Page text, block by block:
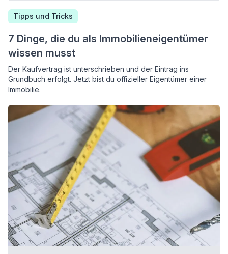
Tipps und Tricks
7 Dinge, die du als Immobilieneigentümer
wissen musst
Der Kaufvertrag ist unterschrieben und der Eintrag ins
Grundbuch erfolgt. Jetzt bist du offizieller Eigentümer einer
Immobilie.